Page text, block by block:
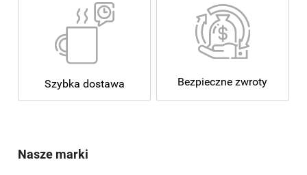
Szybka dostawa Bezpieczne zwroty
Nasze marki